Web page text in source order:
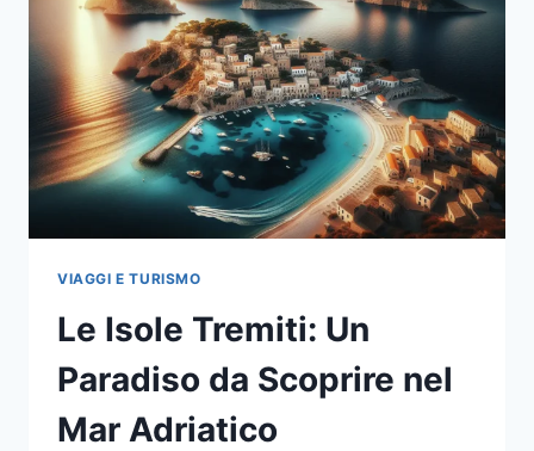
VIAGGI E TURISMO
Le Isole Tremiti: Un
Paradiso da Scoprire nel
Mar Adriatico